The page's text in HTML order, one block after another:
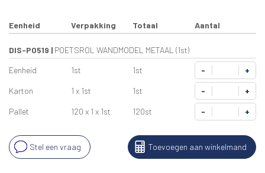
Eenheid Verpakking Totaal Aantal
DIS-P0519 | POETSROL WANDMODEL METAAL (1st)
Eenheid
1st 1st - +
Karton 1 x 1st 1st - +
Pallet 120 x 1 x 1st 120st - +
Toevoegen aan winkelmand
Stel een vraag